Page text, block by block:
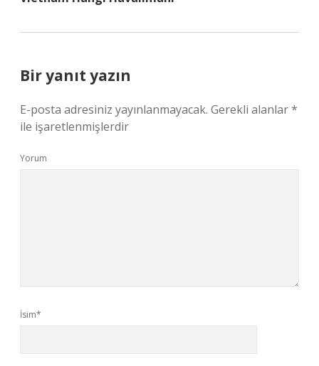
Bir yanıt yazın
E-posta adresiniz yayınlanmayacak. Gerekli alanlar*
ile işaretlenmişlerdir
Yorum
İsim*